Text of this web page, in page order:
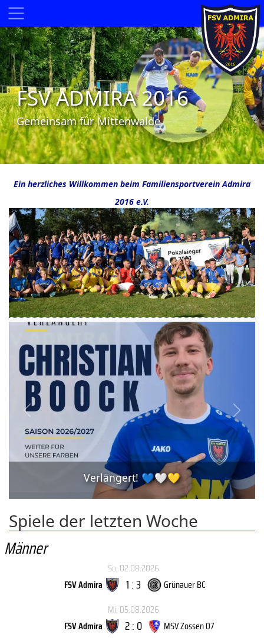
FSV ADMIRA 2016
Gemeinsam für Mittenwalde
Ein herzliches Willkommen beim Familiensportverein Admira
2016 e.V.
Willkommen im Männerbereich,
Spiele der letzten Woche
Männer
So, 02.08.2026
FSV Admira
1 : 3
Grünauer BC
Mi, 05.08.2026
FSV Admira
2 : 0 MSV Zossen 07